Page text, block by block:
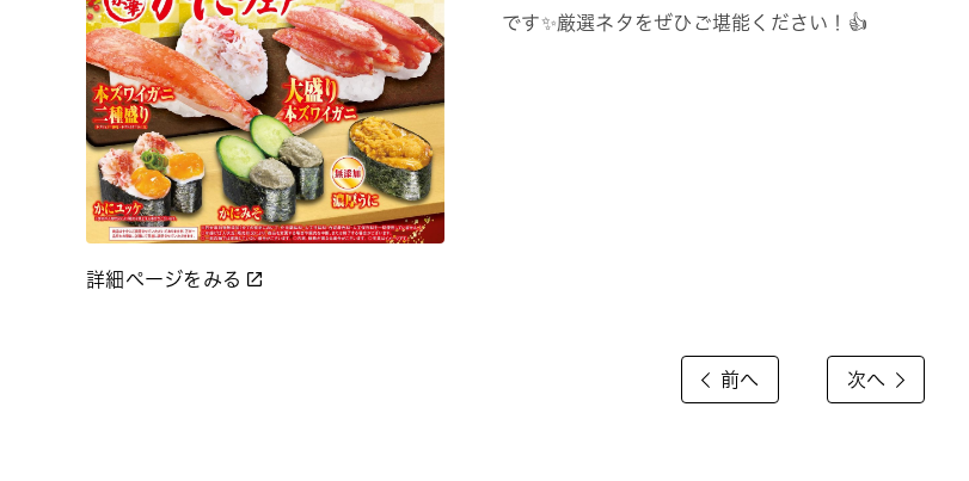
詳細ページをみる
です✨️厳選ネタをぜひご堪能ください！👍
前へ 次へ